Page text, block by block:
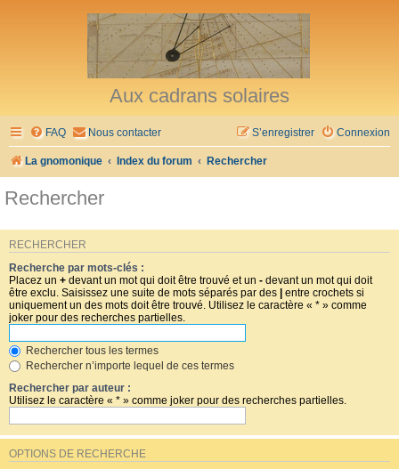
Aux cadrans solaires
FAQ Nous contacter Connexion
S’enregistrer
La gnomonique Index du forum Rechercher
Rechercher
RECHERCHER
Recherche par mots-clés :
Placez un + devant un mot qui doit être trouvé et un - devant un mot qui doit
être exclu. Saisissez une suite de mots séparés par des | entre crochets si
uniquement un des mots doit être trouvé. Utilisez le caractère « * » comme
joker pour des recherches partielles.
Rechercher tous les termes
Rechercher n’importe lequel de ces termes
Rechercher par auteur :
Utilisez le caractère « * » comme joker pour des recherches partielles.
OPTIONS DE RECHERCHE